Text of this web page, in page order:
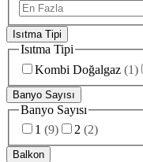
Isıtma Tipi
Isıtma Tipi
Kombi Doğalgaz (1)
Banyo Sayısı
Banyo Sayısı
1 (9) 2 (2)
Balkon